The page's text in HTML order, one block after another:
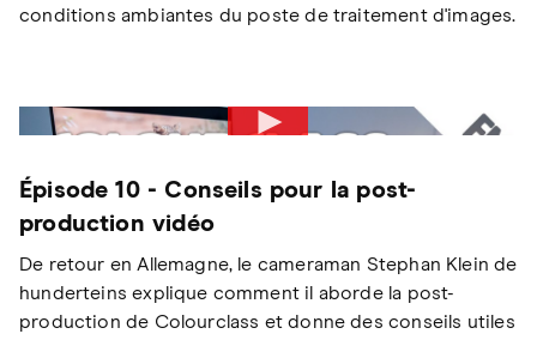
conditions ambiantes du poste de traitement d'images.
Épisode 10 - Conseils pour la post-
production vidéo
De retour en Allemagne, le cameraman Stephan Klein de
hunderteins explique comment il aborde la post-
production de Colourclass et donne des conseils utiles